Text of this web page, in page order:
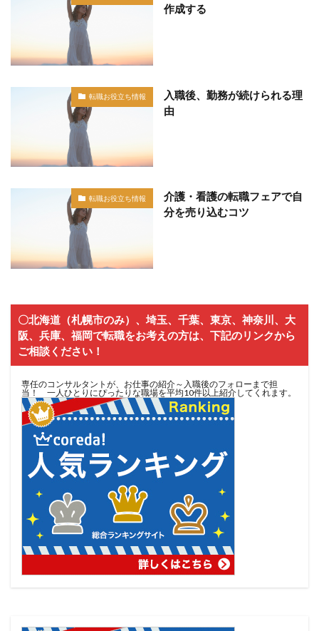
作成する
転職お役立ち情報
入職後、勤務が続けられる理
由
転職お役立ち情報
介護・看護の転職フェアで自
分を売り込むコツ
〇北海道（札幌市のみ）、埼玉、千葉、東京、神奈川、大
阪、兵庫、福岡で転職をお考えの方は、下記のリンクから
ご相談ください！
専任のコンサルタントが、お仕事の紹介～入職後のフォローまで担
当！ 一人ひとりにぴったりな職場を平均10件以上紹介してくれます。